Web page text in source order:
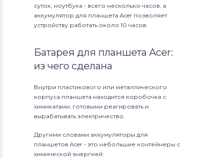
суток, ноутбука - всего несколько часов, а
аккумулятор для планшета Acer позволяет
устройству работать около 10 часов.
Батарея для планшета Acer:
из чего сделана
Внутри пластикового или металлического
корпуса планшета находится коробочка с
химикатами, готовыми реагировать и
вырабатывать электричество.
Другими словами аккумуляторы для
планшетов Acer - это небольшие контейнеры с
химической энергией.